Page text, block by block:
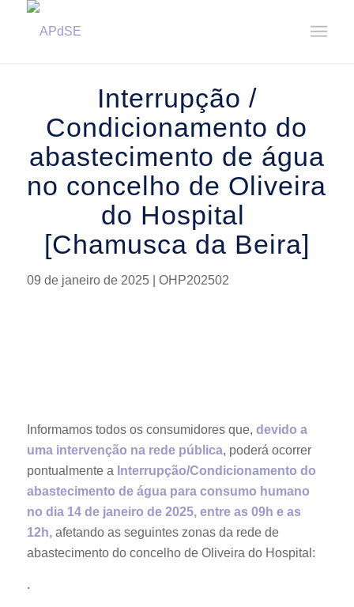
Interrupção / Condicionamento do abastecimento de água no concelho de
Interrupção /
Condicionamento do
abastecimento de água
no concelho de Oliveira
do Hospital
[Chamusca da Beira]
09 de janeiro de 2025 | OHP202502
Informamos todos os consumidores que, devido a
uma intervenção na rede pública, poderá ocorrer
pontualmente a Interrupção/Condicionamento do
abastecimento de água para consumo humano
no dia 14 de janeiro de 2025, entre as 09h e as
12h, afetando as seguintes zonas da rede de
abastecimento do concelho de Oliveira do Hospital:
.